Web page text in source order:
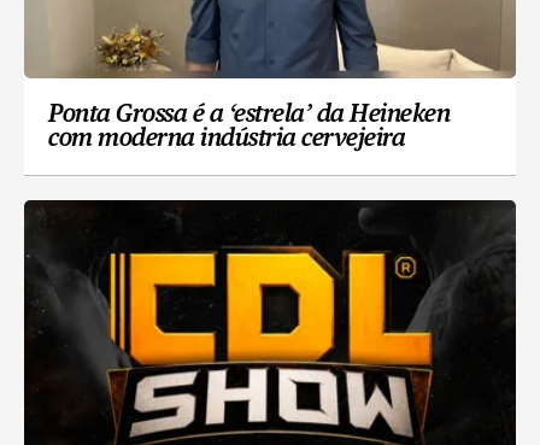
Ponta Grossa é a ‘estrela’ da Heineken
com moderna indústria cervejeira